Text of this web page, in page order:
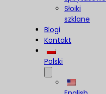
Słoiki
szklane
Blogi
Kontakt
Polski